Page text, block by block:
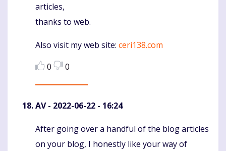
articles,
thanks to web.
Also visit my web site: ceri138.com
0
0
AV- 2022-06-22 - 16:24
Komentaras
After going over a handful of the blog articles
on your blog, I honestly like your way of